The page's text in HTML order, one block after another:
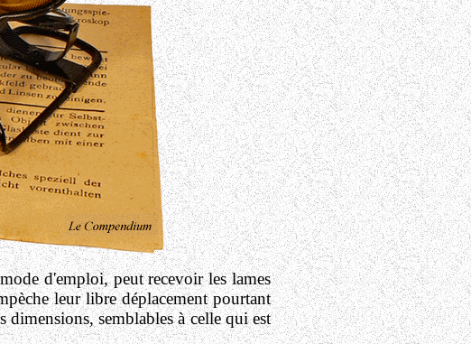
d'emploi, peut recevoir les lames
leur libre déplacement pourtant
semblables à celle qui est